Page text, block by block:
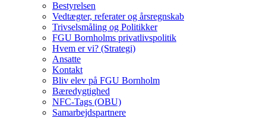
Bestyrelsen
Vedtægter, referater og årsregnskab
Trivselsmåling og Politikker
FGU Bornholms privatlivspolitik
Hvem er vi? (Strategi)
Ansatte
Kontakt
Bliv elev på FGU Bornholm
Bæredygtighed
NFC-Tags (OBU)
Samarbejdspartnere